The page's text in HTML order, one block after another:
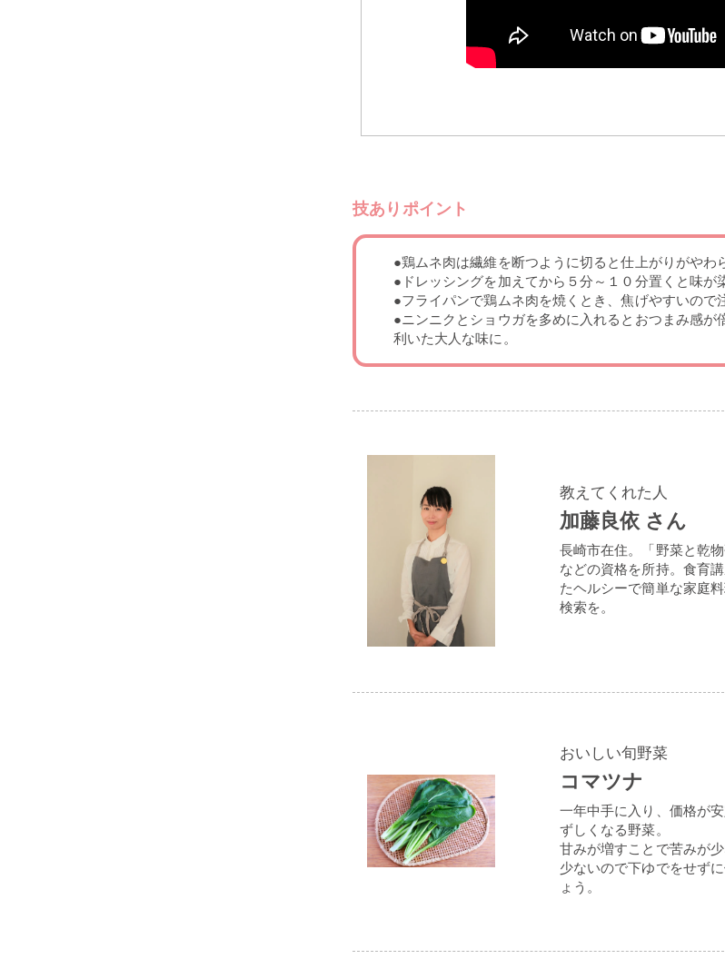
技ありポイント
●鶏ムネ肉は繊維を断つように切ると仕上がりがやわ
●ドレッシングを加えてから５分～１０分置くと味が
●フライパンで鶏ムネ肉を焼くとき、焦げやすいので
●ニンニクとショウガを多めに入れるとおつまみ感
利いた大人な味に。
教えてくれた人
加藤良依 さん
長崎市在住。「野菜と乾
などの資格を所持。食育
たヘルシーで簡単な家庭
検索を。
おいしい旬野菜
コマツナ
一年中手に入り、価格が
ずしくなる野菜。
甘みが増すことで苦みが
少ないので下ゆでをせず
ょう。